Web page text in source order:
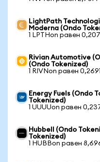
LightPath
Moderna (Ondo
1 LPTHon равен
Rivian Automotive
(Ondo Tokenized)
1 RIVNon равен
Energy Fuels (Ondo
Tokenized)
1 UUUUon равен
Hubbell (Ondo
Tokenized)
1 HUBBon равен